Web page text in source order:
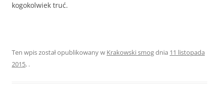
kogokolwiek truć.
Ten wpis został opublikowany w Krakowski smogdnia 11 listopada
2015, .